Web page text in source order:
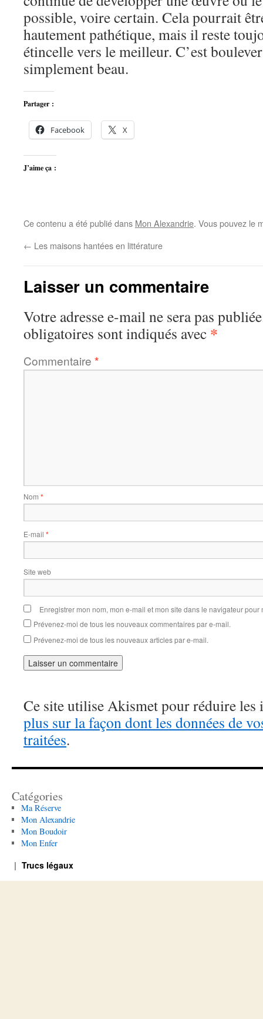
possible, voire certain. Cela pourrait
hautement pathétique, mais il reste
étincelle vers le meilleur. C’est
simplement beau.
Partager :
Facebook X
J’aime ça :
Ce contenu a été publié dans Mon Alexandrie. Vous pouvez le
← Les maisons hantées en littérature
Laisser un commentaire
Votre adresse e-mail ne sera pas
obligatoires sont indiqués avec *
Commentaire *
Nom *
E-mail *
Site web
Enregistrer mon nom, mon e-mail et mon site dans le navigateur
Prévenez-moi de tous les nouveaux commentaires par e-mail.
Prévenez-moi de tous les nouveaux articles par e-mail.
Ce site utilise Akismet pour réduire les
plus sur la façon dont les données de
traitées.
Catégories
Ma Réserve
Mon Alexandrie
Mon Boudoir
Mon Enfer
Trucs légaux